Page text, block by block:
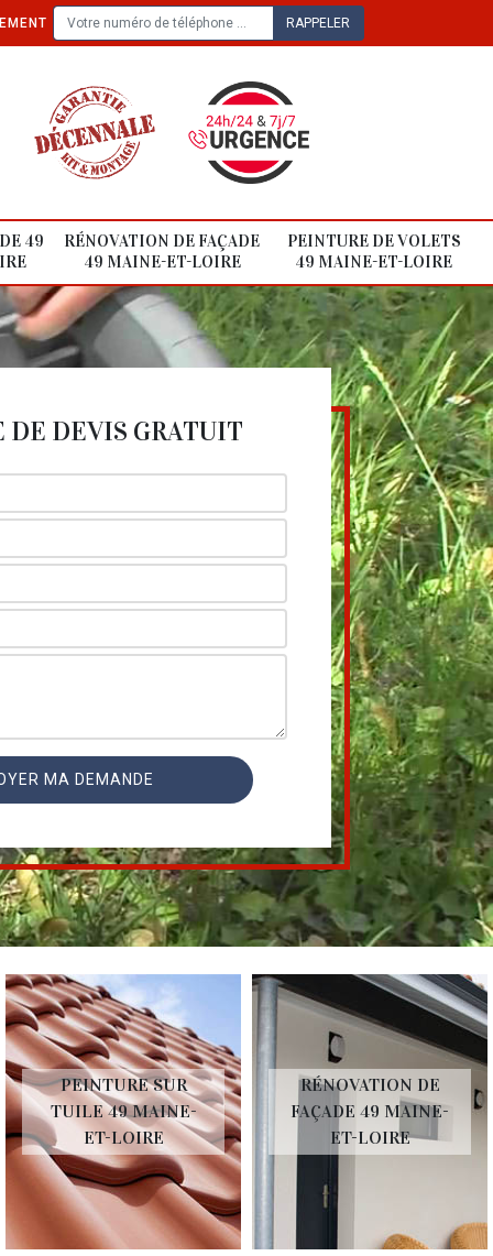
49
RÉNOVATION DE FAÇADE
49 MAINE-ET-LOIRE
PEINTURE DE VOLETS
49 MAINE-ET-LOIRE
DEVIS GRATUIT
PEINTURE SUR
TUILE 49 MAINE-
ET-LOIRE
RÉNOVATION DE
FAÇADE 49 MAINE-
ET-LOIRE